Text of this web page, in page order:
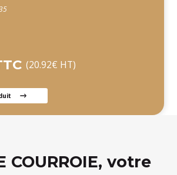
(20.92€ HT)
COURROIE, votre